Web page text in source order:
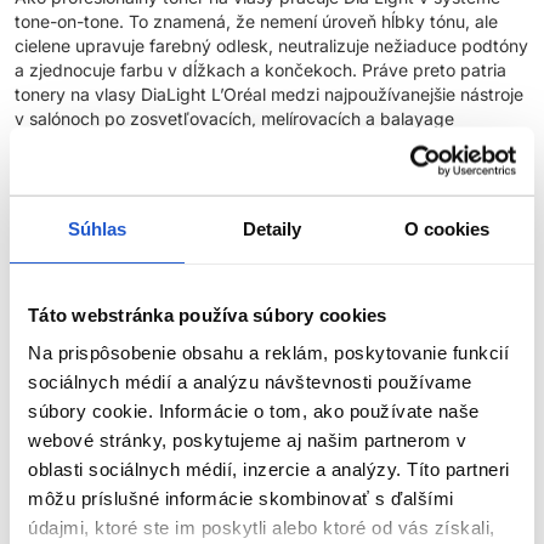
Súhlas Detaily O cookies
Táto webstránka používa súbory cookies
Na prispôsobenie obsahu a reklám, poskytovanie funkcií
sociálnych médií a analýzu návštevnosti používame
súbory cookie. Informácie o tom, ako používate naše
webové stránky, poskytujeme aj našim partnerom v
oblasti sociálnych médií, inzercie a analýzy. Títo partneri
môžu príslušné informácie skombinovať s ďalšími
údajmi, ktoré ste im poskytli alebo ktoré od vás získali,
tone-on-tone. To znamená, že nemení úroveň hĺbky tónu, ale
cielene upravuje farebný odlesk, neutralizuje nežiaduce podtóny
a zjednocuje farbu v dĺžkach a končekoch. Práve preto patria
tonery na vlasy DiaLight L’Oréal medzi najpoužívanejšie nástroje
v salónoch po zosvetľovacích, melírovacích a balayage
Profesionálne tónovanie vlasov s dôrazom na kvalitu vlasu
rešpektuje prirodzené pH vlasového vlákna, uhladzuje jeho
povrch a výrazne zlepšuje optickú kvalitu vlasov. Výsledkom je
čistý, rovnomerný tón a intenzívny profesionálny lesk bez pocitu
zaťaženia.
Táto farba na vlasy L’Oréal je ideálna:
Na neutralizáciu nežiaducich žltých, oranžových alebo
teplých odleskov vo vlasoch
ZOBRAZIŤ VIAC